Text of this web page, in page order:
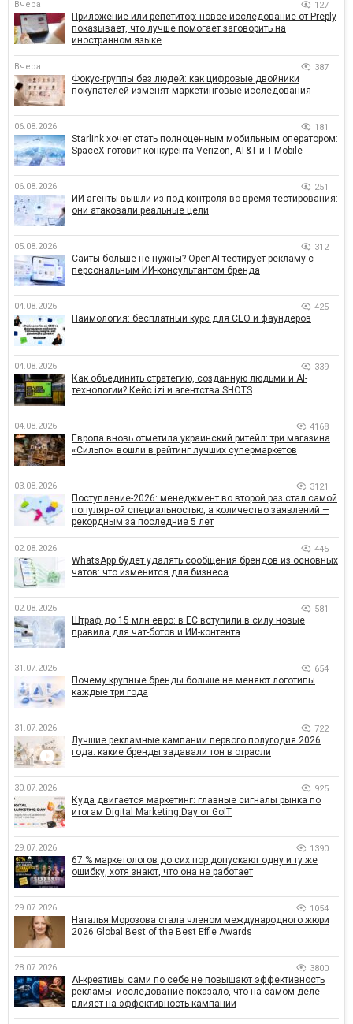
Вчера 127
Приложение или репетитор: новое исследование от Preply
показывает, что лучше помогает заговорить на
иностранном языке
Вчера 387
Фокус-группы без людей: как цифровые двойники
покупателей изменят маркетинговые исследования
06.08.2026 181
Starlink хочет стать полноценным мобильным оператором:
SpaceX готовит конкурента Verizon, AT&T и T-Mobile
06.08.2026 251
ИИ-агенты вышли из-под контроля во время тестирования:
они атаковали реальные цели
05.08.2026 312
Сайты больше не нужны? OpenAI тестирует рекламу с
персональным ИИ-консультантом бренда
04.08.2026 425
Наймология: бесплатный курс для CEO и фаундеров
04.08.2026 339
Как объединить стратегию, созданную людьми и AI-
технологии? Кейс izi и агентства SHOTS
04.08.2026 4168
Европа вновь отметила украинский ритейл: три магазина
«Сильпо» вошли в рейтинг лучших супермаркетов
03.08.2026 3121
Поступление-2026: менеджмент во второй раз стал самой
популярной специальностью, а количество заявлений —
рекордным за последние 5 лет
02.08.2026 445
WhatsApp будет удалять сообщения брендов из основных
чатов: что изменится для бизнеса
02.08.2026 581
Штраф до 15 млн евро: в ЕС вступили в силу новые
правила для чат-ботов и ИИ-контента
31.07.2026 654
Почему крупные бренды больше не меняют логотипы
каждые три года
31.07.2026 722
Лучшие рекламные кампании первого полугодия 2026
года: какие бренды задавали тон в отрасли
30.07.2026 925
Куда двигается маркетинг: главные сигналы рынка по
итогам Digital Marketing Day от GoIT
29.07.2026 1390
67 % маркетологов до сих пор допускают одну и ту же
ошибку, хотя знают, что она не работает
29.07.2026 1054
Наталья Морозова стала членом международного жюри
2026 Global Best of the Best Effie Awards
28.07.2026 3800
AI-креативы сами по себе не повышают эффективность
рекламы: исследование показало, что на самом деле
влияет на эффективность кампаний